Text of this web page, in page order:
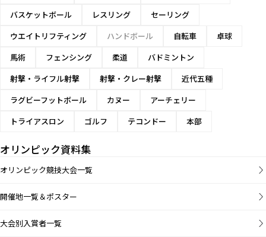
バスケットボール
レスリング
セーリング
ウエイトリフティング
ハンドボール 自転車
卓球
馬術
フェンシング 柔道
バドミントン
射撃・ライフル射撃
射撃・クレー射撃
近代五種
ラグビーフットボール
カヌー
アーチェリー
トライアスロン
ゴルフ テコンドー 本部
オリンピック資料集
オリンピック競技大会一覧
開催地一覧＆ポスター
大会別入賞者一覧